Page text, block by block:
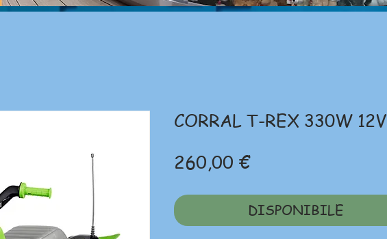
CORRAL T-REX 330W 12V
260,00 €Prezzo
DISPONIBILE